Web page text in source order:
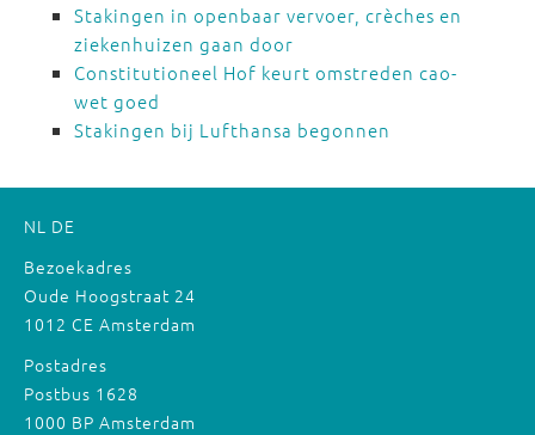
Stakingen in openbaar vervoer, crèches en
ziekenhuizen gaan door
Constitutioneel Hof keurt omstreden cao-
wet goed
Stakingen bij Lufthansa begonnen
NL DE
Bezoekadres
Oude Hoogstraat 24
1012 CE Amsterdam
Postadres
Postbus 1628
1000 BP Amsterdam